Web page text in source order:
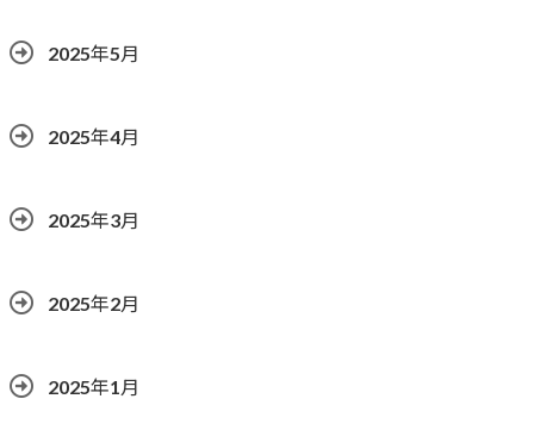
2025年5月
2025年4月
2025年3月
2025年2月
2025年1月